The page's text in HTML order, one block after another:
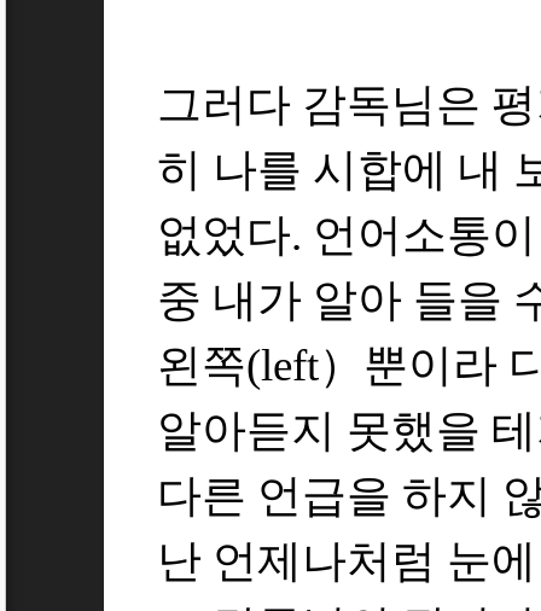
그러다 감독님은
히 나를 시합에 내
없었다. 언어소통
중 내가 알아 들을
왼쪽(left）뿐이라
알아듣지 못했을
다른 언급을 하지
난 언제나처럼 눈